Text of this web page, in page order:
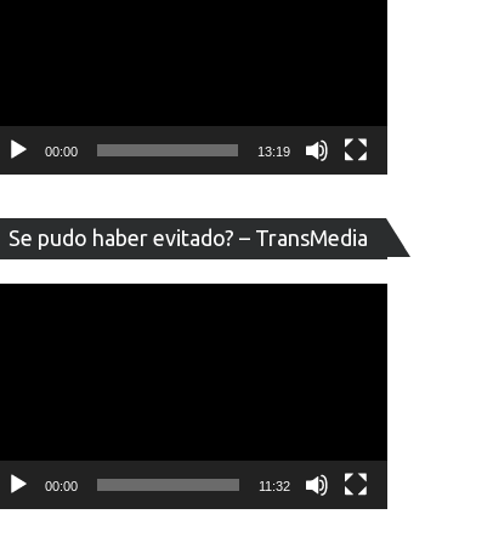
00:00 13:19
Se pudo haber evitado? – TransMedia
de
vídeo
00:00 11:32